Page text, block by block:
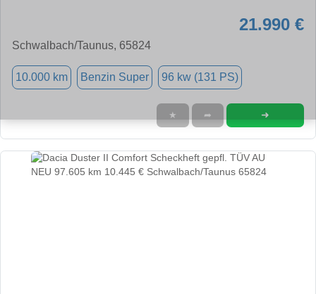
21.990 €
Schwalbach/Taunus, 65824
10.000 km Benzin Super 96 kw (131 PS)
★ ➦ ➜